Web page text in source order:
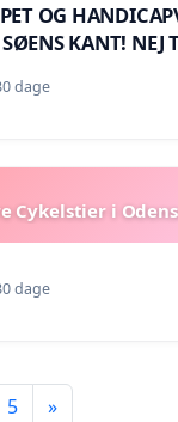
OG
KANT! NEJ
FRA SØEN
dage
Cykelstier i
dage
5 »